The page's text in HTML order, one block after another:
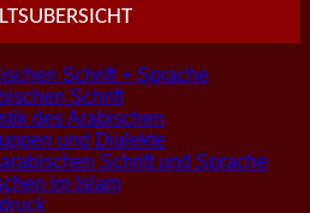
Schrift + Sprache
Schrift
des Arabischen
und Dialekte
Schrift und Sprache
im Islam